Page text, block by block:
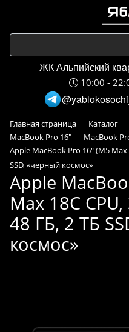
ЖК Альпийский
10:00 -
Главная страница Каталог
MacBook Pro 16"
MacBook
Apple MacBook Pro 16" (M5 Max
SSD, «черный космос»
Apple
Max 18C
48 ГБ, 2 ТБ
космос»